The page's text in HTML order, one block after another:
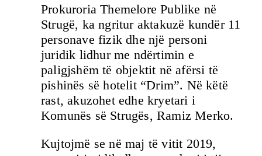
Prokuroria Themelore Publike në
Strugë, ka ngritur aktakuzë kundër 11
personave fizik dhe një personi
juridik lidhur me ndërtimin e
paligjshëm të objektit në afërsi të
pishinës së hotelit “Drim”. Në këtë
rast, akuzohet edhe kryetari i
Komunës së Strugës, Ramiz Merko.
Kujtojmë se në maj të vitit 2019,